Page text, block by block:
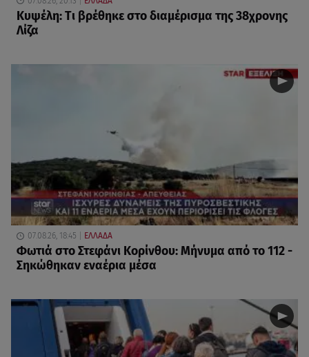
Κυψέλη: Tι βρέθηκε στο διαμέρισμα της 38χρονης
Λίζα
07.08.26, 18:45 ΕΛΛΑΔΑ
Φωτιά στο Στεφάνι Κορίνθου: Μήνυμα από το 112 -
Σηκώθηκαν εναέρια μέσα